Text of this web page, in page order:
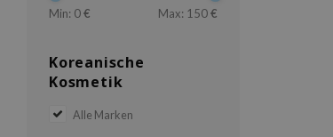
Min: 0€ Max: 150€
Koreanische
Kosmetik
Alle Marken